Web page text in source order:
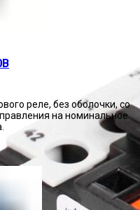
реле, без оболочки, со
на номинальное